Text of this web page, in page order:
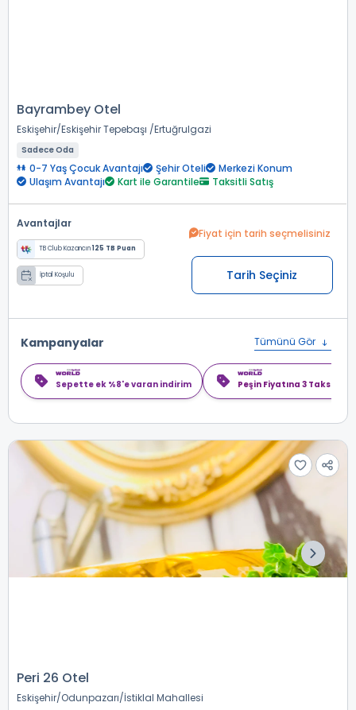
Bayrambey Otel
Eskişehir Eskişehir Tepebaşı Ertuğrulgazi
Sadece Oda
0-7 Yaş Çocuk Avantajı Şehir Oteli
Merkezi Konum
Ulaşım Avantajı
Kart ile Garantile Taksitli Satış
Avantajlar
TB Club Kazancın125 TB Puan
İptal Koşulu
Fiyat için tarih seçmelisiniz
Tarih Seçiniz
Kampanyalar Tümünü Gör
Sepette ek %8'e varan indirim Peşin Fiyatına 3 Taksit
Peri 26 Otel
Eskişehir Odunpazarı İstiklal Mahallesi